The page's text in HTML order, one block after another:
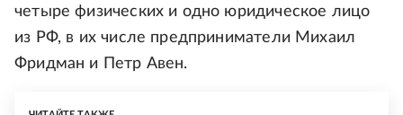
четыре физических и одно юридическое лицо
из РФ, в их числе предприниматели Михаил
Фридман и Петр Авен.